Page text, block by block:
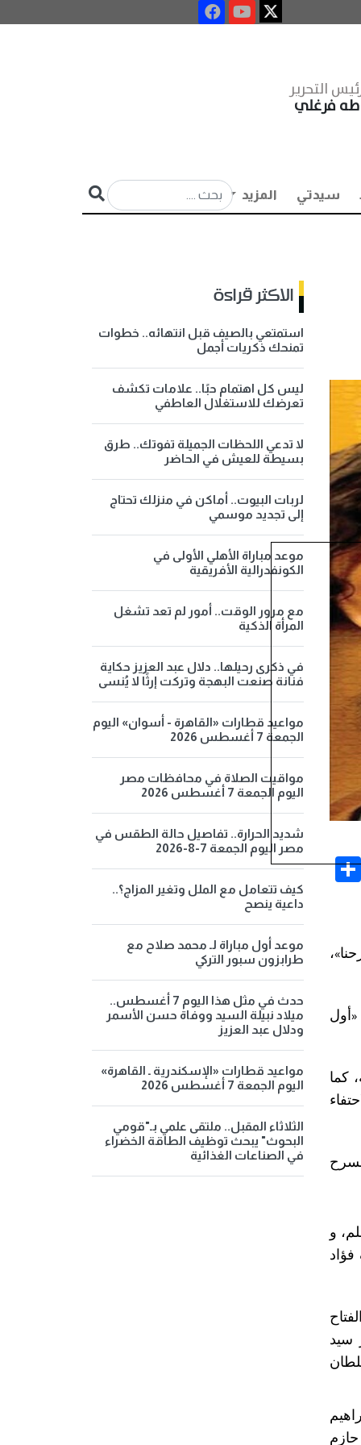
التحرير
طه فرغلي
سيدتي المزيد
Share
»،
« أول
كما
و
سيد
الاكثر قراءة
استمتعي بالصيف قبل انتهائه.. خطوات
تمنحك ذكريات أجمل
ليس كل اهتمام حبًا.. علامات تكشف
تعرضك للاستغلال العاطفي
لا تدعي اللحظات الجميلة تفوتك.. طرق
بسيطة للعيش في الحاضر
لربات البيوت.. أماكن في منزلك تحتاج
إلى تجديد موسمي
موعد مباراة الأهلي الأولى في
الكونفدرالية الأفريقية
مع مرور الوقت.. أمور لم تعد تشغل
المرأة الذكية
في ذكرى رحيلها.. دلال عبد العزيز حكاية
فنانة صنعت البهجة وتركت إرثًا لا يُنسى
مواعيد قطارات «القاهرة - أسوان» اليوم
الجمعة 7 أغسطس 2026
مواقيت الصلاة في محافظات مصر
اليوم الجمعة 7 أغسطس 2026
شديد الحرارة.. تفاصيل حالة الطقس في
مصر اليوم الجمعة 7-8-2026
كيف تتعامل مع الملل وتغير المزاج؟..
داعية ينصح
موعد أول مباراة لـ محمد صلاح مع
طرابزون سبور التركي
حدث في مثل هذا اليوم 7 أغسطس..
ميلاد نبيلة السيد ووفاة حسن الأسمر
ودلال عبد العزيز
مواعيد قطارات «الإسكندرية ـ القاهرة»
اليوم الجمعة 7 أغسطس 2026
الثلاثاء المقبل.. ملتقى علمي بـ"قومي
البحوث" يبحث توظيف الطاقة الخضراء
في الصناعات الغذائية